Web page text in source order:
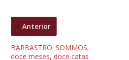
Anterior
BARBASTRO. SOMMOS,
doce meses, doce catas